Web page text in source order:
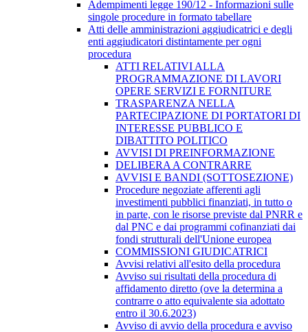
Adempimenti legge 190/12 - Informazioni sulle
singole procedure in formato tabellare
Atti delle amministrazioni aggiudicatrici e degli
enti aggiudicatori distintamente per ogni
procedura
ATTI RELATIVI ALLA
PROGRAMMAZIONE DI LAVORI
OPERE SERVIZI E FORNITURE
TRASPARENZA NELLA
PARTECIPAZIONE DI PORTATORI DI
INTERESSE PUBBLICO E
DIBATTITO POLITICO
AVVISI DI PREINFORMAZIONE
DELIBERA A CONTRARRE
AVVISI E BANDI (SOTTOSEZIONE)
Procedure negoziate afferenti agli
investimenti pubblici finanziati, in tutto o
in parte, con le risorse previste dal PNRR e
dal PNC e dai programmi cofinanziati dai
fondi strutturali dell'Unione europea
COMMISSIONI GIUDICATRICI
Avvisi relativi all'esito della procedura
Avviso sui risultati della procedura di
affidamento diretto (ove la determina a
contrarre o atto equivalente sia adottato
entro il 30.6.2023)
Avviso di avvio della procedura e avviso